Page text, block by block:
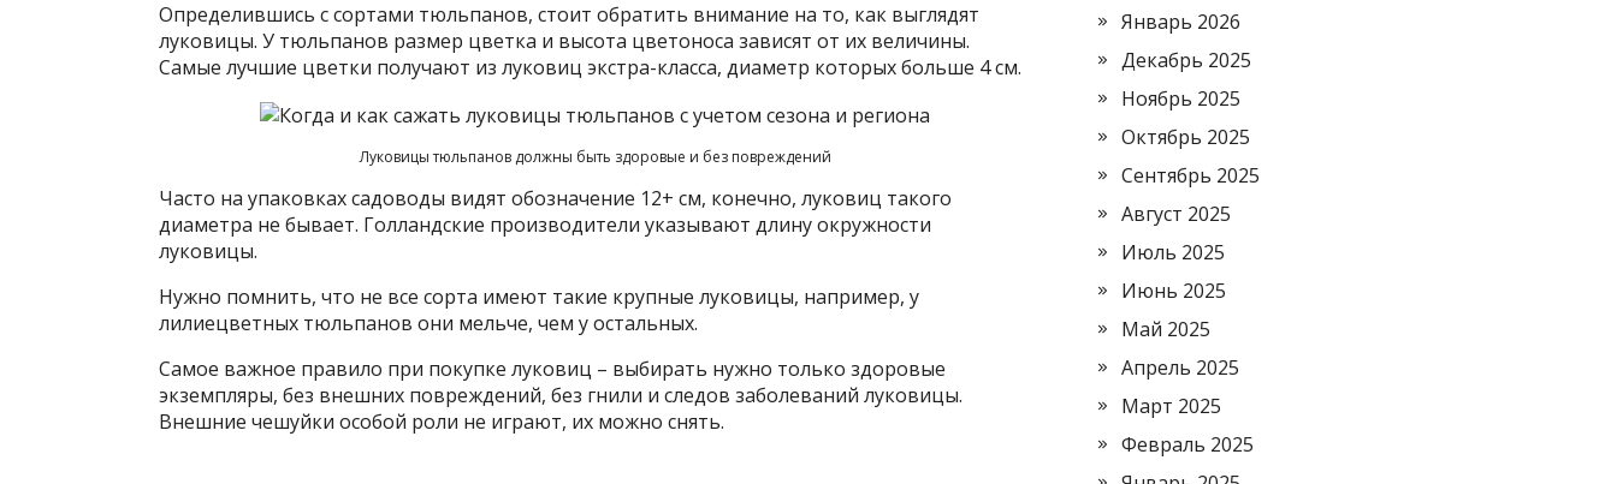
Определившись с сортами тюльпанов, стоит обратить внимание на то, как выглядят
луковицы. У тюльпанов размер цветка и высота цветоноса зависят от их величины.
Самые лучшие цветки получают из луковиц экстра-класса, диаметр которых больше 4 см.
Луковицы тюльпанов должны быть здоровые и без повреждений
Часто на упаковках садоводы видят обозначение 12+ см, конечно, луковиц такого
диаметра не бывает. Голландские производители указывают длину окружности
луковицы.
Нужно помнить, что не все сорта имеют такие крупные луковицы, например, у
лилиецветных тюльпанов они мельче, чем у остальных.
Самое важное правило при покупке луковиц – выбирать нужно только здоровые
экземпляры, без внешних повреждений, без гнили и следов заболеваний луковицы.
Внешние чешуйки особой роли не играют, их можно снять.
Январь 2026
Декабрь 2025
Ноябрь 2025
Октябрь 2025
Сентябрь 2025
Август 2025
Июль 2025
Июнь 2025
Май 2025
Апрель 2025
Март 2025
Февраль 2025